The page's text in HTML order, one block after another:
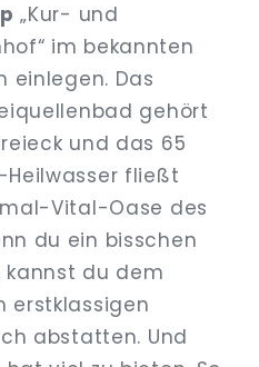
„Kur- und
im bekannten
einlegen. Das
gehört
und das 65
fließt
Vital-Oase des
du ein bisschen
kannst du dem
erstklassigen
abstatten. Und